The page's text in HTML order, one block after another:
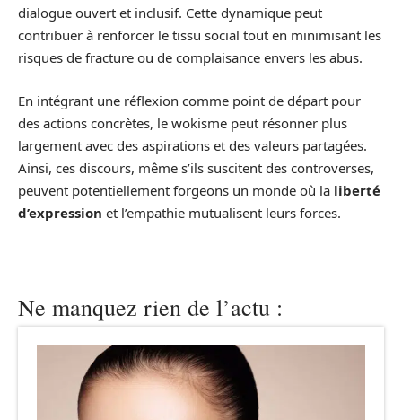
dialogue ouvert et inclusif. Cette dynamique peut
contribuer à renforcer le tissu social tout en minimisant les
risques de fracture ou de complaisance envers les abus.
En intégrant une réflexion comme point de départ pour
des actions concrètes, le wokisme peut résonner plus
largement avec des aspirations et des valeurs partagées.
Ainsi, ces discours, même s’ils suscitent des controverses,
peuvent potentiellement forgeons un monde où la liberté
d’expression et l’empathie mutualisent leurs forces.
Ne manquez rien de l’actu :